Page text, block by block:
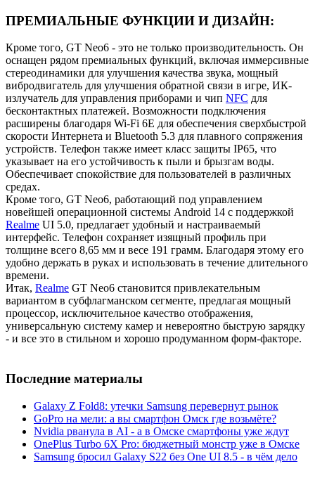
ПРЕМИАЛЬНЫЕ ФУНКЦИИ И ДИЗАЙН:
Кроме того, GT Neo6 - это не только производительность. Он
оснащен рядом премиальных функций, включая иммерсивные
стереодинамики для улучшения качества звука, мощный
вибродвигатель для улучшения обратной связи в игре, ИК-
излучатель для управления приборами и чип NFC для
бесконтактных платежей. Возможности подключения
расширены благодаря Wi-Fi 6E для обеспечения сверхбыстрой
скорости Интернета и Bluetooth 5.3 для плавного сопряжения
устройств. Телефон также имеет класс защиты IP65, что
указывает на его устойчивость к пыли и брызгам воды.
Обеспечивает спокойствие для пользователей в различных
средах.
Кроме того, GT Neo6, работающий под управлением
новейшей операционной системы Android 14 с поддержкой
Realme UI 5.0, предлагает удобный и настраиваемый
интерфейс. Телефон сохраняет изящный профиль при
толщине всего 8,65 мм и весе 191 грамм. Благодаря этому его
удобно держать в руках и использовать в течение длительного
времени.
Итак, Realme GT Neo6 становится привлекательным
вариантом в субфлагманском сегменте, предлагая мощный
процессор, исключительное качество отображения,
универсальную систему камер и невероятно быструю зарядку
- и все это в стильном и хорошо продуманном форм-факторе.
Последние материалы
Galaxy Z Fold8: утечки Samsung перевернут рынок
GoPro на мели: а вы смартфон Омск где возьмёте?
Nvidia рванула в AI - а в Омске смартфоны уже ждут
OnePlus Turbo 6X Pro: бюджетный монстр уже в Омске
Samsung бросил Galaxy S22 без One UI 8.5 - в чём дело